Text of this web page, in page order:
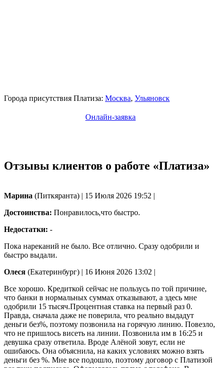
Города присутствия Платиза: Москва, Ульяновск
Онлайн-заявка
Отзывы клиентов о работе «Платиза»
Марина (Питкяранта) | 15 Июля 2026 19:52 |
Достоинства: Понравилось,что быстро.
Недостатки: -
Пока нареканий не было. Все отлично. Сразу одобрили и
быстро выдали.
Олеся (Екатеринбург) | 16 Июня 2026 13:02 |
Все хорошо. Кредиткой сейчас не пользусь по той причине,
что банки в нормальных суммах отказывают, а здесь мне
одобрили 15 тысяч.Процентная ставка на первый раз 0.
Правда, сначала даже не поверила, что реально выдадут
деньги без%, поэтому позвонила на горячую линию. Повезло,
что не пришлось висеть на линии. Позвонила им в 16:25 и
девушка сразу ответила. Вроде Алёной зовут, если не
ошибаюсь. Она объяснила, на каких условиях можно взять
деньги без %. Мне все подошло, поэтому договор с Платизой